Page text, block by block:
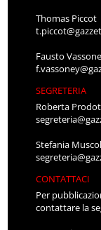
Thomas Piccot
Fausto
SEGRETERIA
Roberta
Stefania
CONTATTACI
Per
contattare la